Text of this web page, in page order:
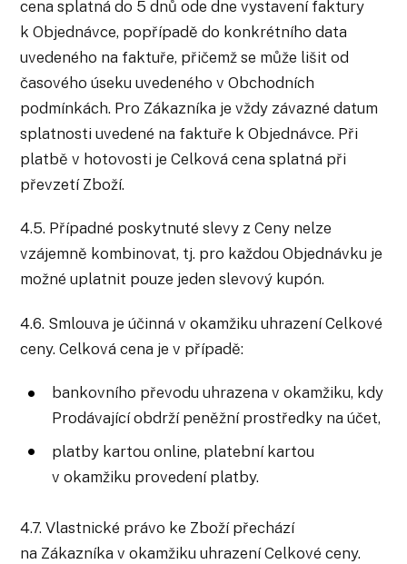
cena splatná do 5 dnů ode dne vystavení faktury
k Objednávce, popřípadě do konkrétního data
uvedeného na faktuře, přičemž se může lišit od
časového úseku uvedeného v Obchodních
podmínkách. Pro Zákazníka je vždy závazné datum
splatnosti uvedené na faktuře k Objednávce. Při
platbě v hotovosti je Celková cena splatná při
převzetí Zboží.
4.5. Případné poskytnuté slevy z Ceny nelze
vzájemně kombinovat, tj. pro každou Objednávku je
možné uplatnit pouze jeden slevový kupón.
4.6. Smlouva je účinná v okamžiku uhrazení Celkové
ceny. Celková cena je v případě:
bankovního převodu uhrazena v okamžiku, kdy
Prodávající obdrží peněžní prostředky na účet,
platby kartou online, platební kartou
v okamžiku provedení platby.
4.7. Vlastnické právo ke Zboží přechází
na Zákazníka v okamžiku uhrazení Celkové ceny.